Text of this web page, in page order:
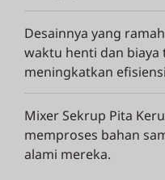
Desainnya yang
waktu henti dan biaya
meningkatkan
Mixer Sekrup Pita
memproses bahan
alami mereka.